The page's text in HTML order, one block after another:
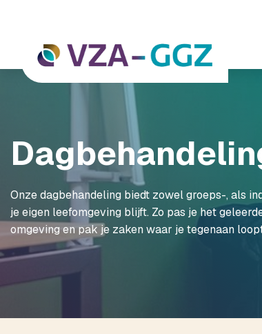
Onze dagbehandeling biedt zowel groeps-, als
je eigen leefomgeving blijft. Zo pas je het
omgeving en pak je zaken waar je tegenaan